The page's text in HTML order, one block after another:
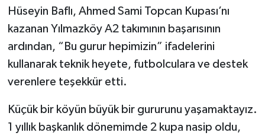
Hüseyin Baflı, Ahmed Sami Topcan Kupası’nı
kazanan Yılmazköy A2 takımının başarısının
ardından, “Bu gurur hepimizin” ifadelerini
kullanarak teknik heyete, futbolculara ve destek
verenlere teşekkür etti.
Küçük bir köyün büyük bir gururunu yaşamaktayız.
1 yıllık başkanlık dönemimde 2 kupa nasip oldu,